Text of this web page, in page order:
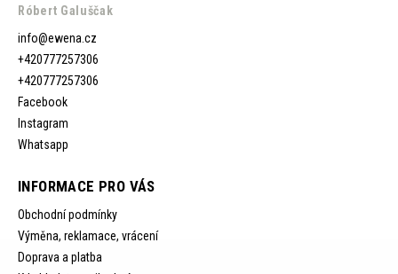
Róbert Galuščak
info@ewena.cz
+420777257306
+420777257306
Facebook
Instagram
Whatsapp
INFORMACE PRO VÁS
Obchodní podmínky
Výměna, reklamace, vrácení
Doprava a platba